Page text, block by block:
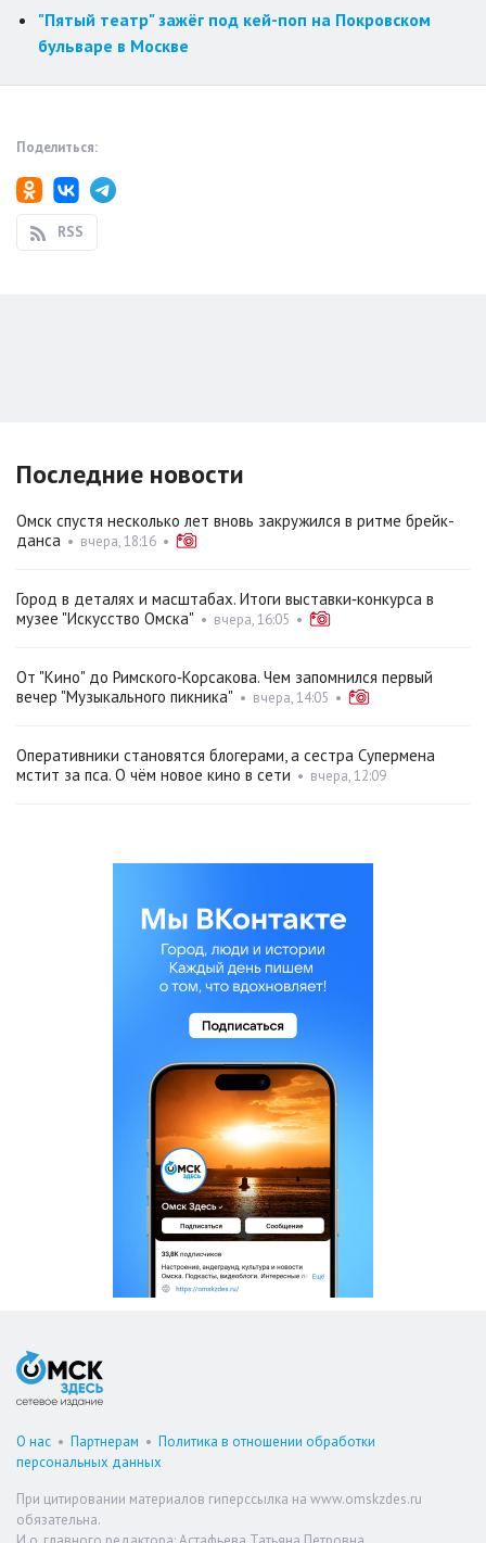
"Пятый театр" зажёг под кей-поп на Покровском
бульваре в Москве
Поделиться:
RSS
Последние новости
Омск спустя несколько лет вновь закружился в ритме брейк-
данса • вчера, 18:16 •
Город в деталях и масштабах. Итоги выставки‑конкурса в
музее "Искусство Омска" • вчера, 16:05 •
От "Кино" до Римского‑Корсакова. Чем запомнился первый
вечер "Музыкального пикника" • вчера, 14:05 •
Оперативники становятся блогерами, а сестра Супермена
мстит за пса. О чём новое кино в сети • вчера, 12:09
О нас • Партнерам • Политика в отношении обработки
персональных данных
При цитировании материалов гиперссылка на www.omskzdes.ru
обязательна.